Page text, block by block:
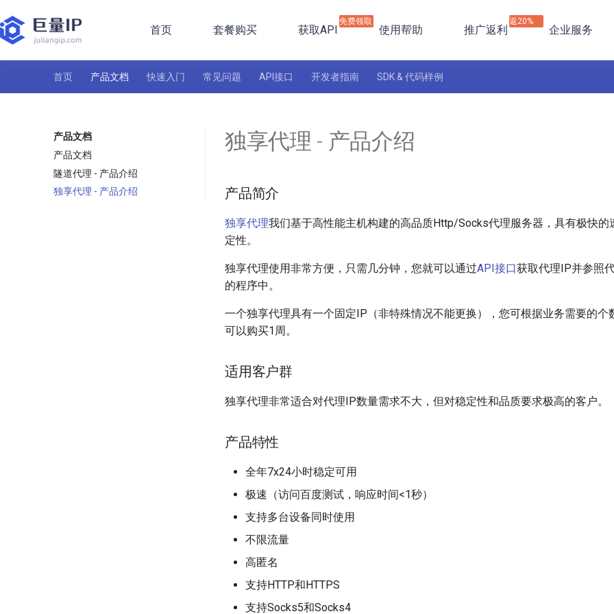
首页 套餐购买 获取API
免费领取
使用帮助 推广返利
返20%
企业服务
首页 产品文档 快速入门 常见问题 API接口 开发者指南 SDK & 代码样例
产品文档
产品文档
隧道代理 - 产品介绍
独享代理 - 产品介绍
独享代理 - 产品介绍
产品简介
独享代理我们基于高性能主机构建的高品质Http/Socks代理服务器，具有极快的
定性。
独享代理使用非常方便，只需几分钟，您就可以通过API接口获取代理IP并参照
的程序中。
一个独享代理具有一个固定IP（非特殊情况不能更换），您可根据业务需要的个
可以购买1周。
适用客户群
独享代理非常适合对代理IP数量需求不大，但对稳定性和品质要求极高的客户。
产品特性
全年7x24小时稳定可用
极速（访问百度测试，响应时间<1秒）
支持多台设备同时使用
不限流量
高匿名
支持HTTP和HTTPS
支持Socks5和Socks4